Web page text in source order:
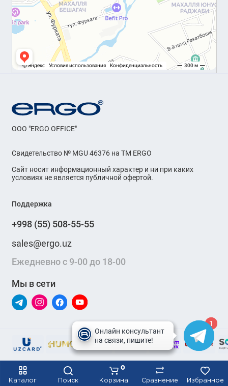
Каталог Поиск Корзина
0
Сравнение Избранное
OOO "ERGO OFFICE"
Свидетельство № MGU 46376 на ТМ ERGO
Сайт носит информационный характер и ни при каких
условиях не является публичной офертой.
Поддержка
+998 (55) 508-55-55
sales@ergo.uz
Ежедневно с 9-00 до 18-00
Мы в сети
1
1